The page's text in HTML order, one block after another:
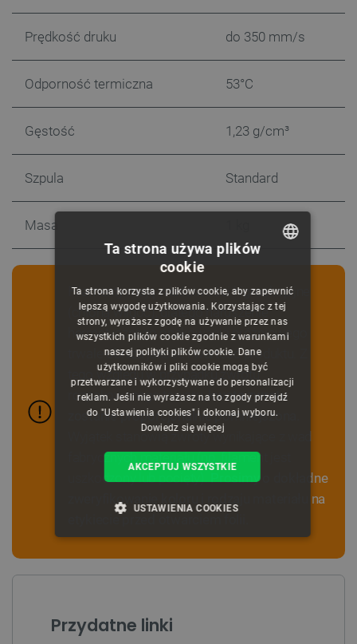
Prędkość druku do 350 mm/s
Odporność termiczna 53°C
Gęstość 1,23 g/cm³
Szpula Standard
Masa
Filamenty mają właściwości higroskopijne
(chłoną wilgoć), dlatego naruszenie
hermetycznego opakowania próżniowego
trwale obniża jakość i wartość produktu. Z
tego względu w przypadku zwrotu
rozpakowanego towaru,kwota zwrotu
zostanie proporcjonalnie pomniejszona.
Wyjątek stanowią zwroty wynikające z wad
fabrycznych materiału (np. filament jest
uszkodzony lub pocięty).
Prosimy o dokładne
zweryfikowanie koloru i rodzaju materiału na
etykiecie przed otwarciem folii.
Przydatne linki
CZECH
ENGLISH
GERMAN
Ta strona używa plików
cookie
Ta strona korzysta z plików cookie, aby zapewnić
lepszą wygodę użytkowania. Korzystając z tej
strony, wyrażasz zgodę na używanie przez nas
wszystkich plików cookie zgodnie z warunkami
naszej polityki plików cookie. Dane
użytkowników i pliki cookie mogą być
przetwarzane i wykorzystywane do personalizacji
reklam. Jeśli nie wyrażasz na to zgody przejdź
do "Ustawienia cookies" i dokonaj wyboru.
Dowiedz się więcej
AKCEPTUJ WSZYSTKIE
USTAWIENIA COOKIES
FUNKCJONALNOŚĆ